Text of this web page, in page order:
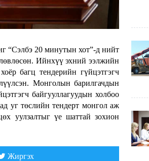
“Сэлбэ 20 минутын хот”-д нийт
Ийнхүү эхний ээлжийн
багц тендерийн гүйцэтгэгч
Монголын барилгачдын
байгууллагуудын холбоо
уг төслийн тендерт монгол аж
уулзалтыг үе шаттай зохион
Жиргэх